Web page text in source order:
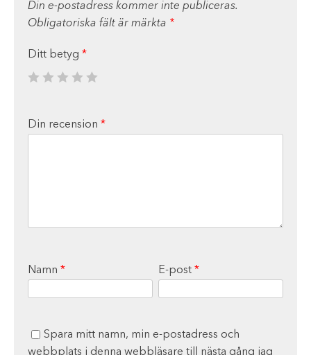
Din e-postadress kommer inte publiceras.
Obligatoriska fält är märkta *
Ditt betyg *
Din recension *
Namn * E-post *
Spara mitt namn, min e-postadress och
webbplats i denna webbläsare till nästa gång jag